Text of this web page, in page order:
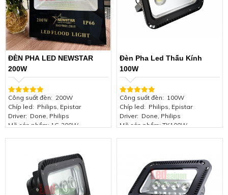
Kích thước đèn: 285*255*90mm
Tuổi thọ bộ đèn:
> 50.000 giờ
Tiêu chuẩn: IP66, IK08, Class 1
Chứng nhận: ISO 9001:2015
Bảo hành: 2 năm
Kích thước: 345*310*90mm
Tuổi thọ bộ đèn: > 50.000 giờ
Tiêu chuẩn: IP66, IK08, Class 1
Chứng nhận:
ĐÈN PHA LED NEWSTAR
200W
Công suất đèn: 200W
Chíp led: Philips, Epistar
Driver: Done, Philips
Mã sản phẩm: 1C-200W
(CRI) >85
Quang thông: 110-150lm/w
Hệ số công suất: ≥0.96
Nhiệt độ màu (CCT): 3500 -4000-
Đèn Pha Led Thấu Kính
100W
Công suất đèn: 100W
Chíp led: Philips, Epistar
Driver: Done, Philips
Mã sản phẩm: TK100W
Quang thông: 120-150lm/w
Hệ số công suất: ≥0.96
Nhiệt độ màu (CCT): 3500 -4000-
6000K